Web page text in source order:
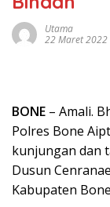
Utama
22 Maret 2022
BONE – Amali.
Polres Bone
kunjungan dan
Dusun
Kabupaten